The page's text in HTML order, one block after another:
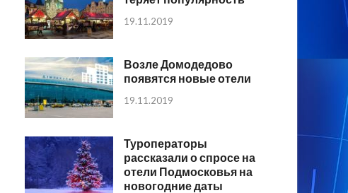
19.11.2019
Возле Домодедово
появятся новые отели
19.11.2019
Туроператоры
рассказали о спросе на
отели Подмосковья на
новогодние даты